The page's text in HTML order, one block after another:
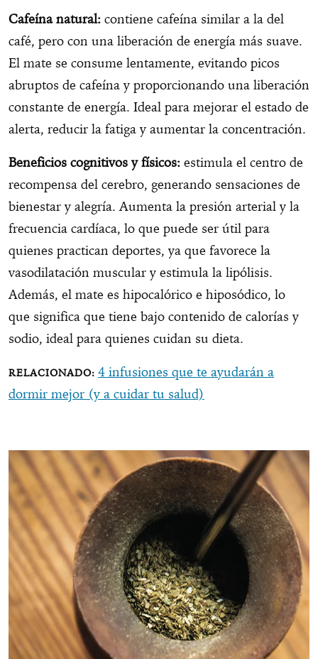
Cafeína natural: contiene cafeína similar a la del
café, pero con una liberación de energía más suave.
El mate se consume lentamente, evitando picos
abruptos de cafeína y proporcionando una liberación
constante de energía. Ideal para mejorar el estado de
alerta, reducir la fatiga y aumentar la concentración.
Beneficios cognitivos y físicos: estimula el centro de
recompensa del cerebro, generando sensaciones de
bienestar y alegría. Aumenta la presión arterial y la
frecuencia cardíaca, lo que puede ser útil para
quienes practican deportes, ya que favorece la
vasodilatación muscular y estimula la lipólisis.
Además, el mate es hipocalórico e hiposódico, lo
que significa que tiene bajo contenido de calorías y
sodio, ideal para quienes cuidan su dieta.
4 infusiones que te ayudarán a
dormir mejor (y a cuidar tu salud)